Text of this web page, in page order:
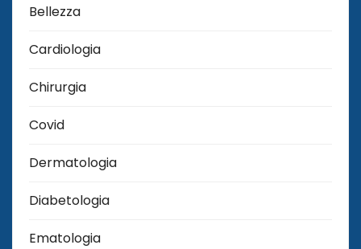
Bellezza
Cardiologia
Chirurgia
Covid
Dermatologia
Diabetologia
Ematologia